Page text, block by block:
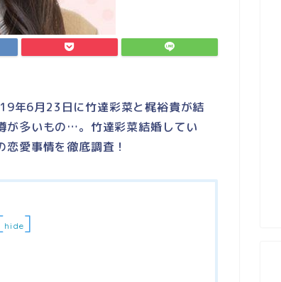
年6月23日に竹達彩菜と梶裕貴が結
が多いもの…。竹達彩菜結婚してい
愛事情を徹底調査！
hide]